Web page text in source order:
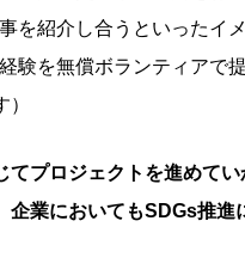
を紹介し合うといったイメ
験を無償ボランティアで
てプロジェクトを進めて
企業においてもSDGs推進